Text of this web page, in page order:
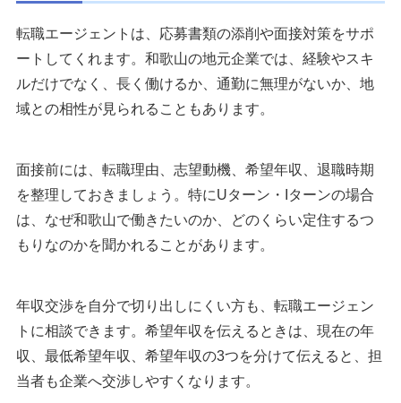
転職エージェントは、応募書類の添削や面接対策をサポ
ートしてくれます。和歌山の地元企業では、経験やスキ
ルだけでなく、長く働けるか、通勤に無理がないか、地
域との相性が見られることもあります。
面接前には、転職理由、志望動機、希望年収、退職時期
を整理しておきましょう。特にUターン・Iターンの場合
は、なぜ和歌山で働きたいのか、どのくらい定住するつ
もりなのかを聞かれることがあります。
年収交渉を自分で切り出しにくい方も、転職エージェン
トに相談できます。希望年収を伝えるときは、現在の年
収、最低希望年収、希望年収の3つを分けて伝えると、担
当者も企業へ交渉しやすくなります。